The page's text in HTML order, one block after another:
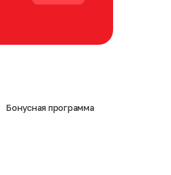
Бонусная программа